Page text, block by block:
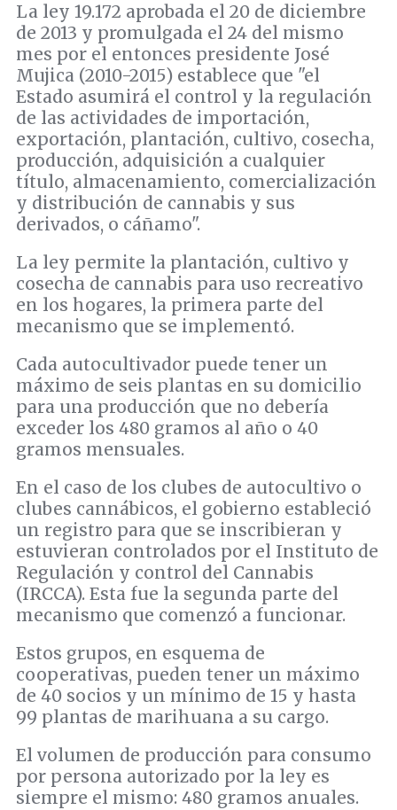
La ley 19.172 aprobada el 20 de diciembre
de 2013 y promulgada el 24 del mismo
mes por el entonces presidente José
Mujica (2010-2015) establece que "el
Estado asumirá el control y la regulación
de las actividades de importación,
exportación, plantación, cultivo, cosecha,
producción, adquisición a cualquier
título, almacenamiento, comercialización
y distribución de cannabis y sus
derivados, o cáñamo".
La ley permite la plantación, cultivo y
cosecha de cannabis para uso recreativo
en los hogares, la primera parte del
mecanismo que se implementó.
Cada autocultivador puede tener un
máximo de seis plantas en su domicilio
para una producción que no debería
exceder los 480 gramos al año o 40
gramos mensuales.
En el caso de los clubes de autocultivo o
clubes cannábicos, el gobierno estableció
un registro para que se inscribieran y
estuvieran controlados por el Instituto de
Regulación y control del Cannabis
(IRCCA). Esta fue la segunda parte del
mecanismo que comenzó a funcionar.
Estos grupos, en esquema de
cooperativas, pueden tener un máximo
de 40 socios y un mínimo de 15 y hasta
99 plantas de marihuana a su cargo.
El volumen de producción para consumo
por persona autorizado por la ley es
siempre el mismo: 480 gramos anuales.